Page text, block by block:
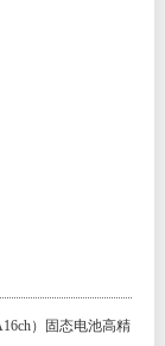
）固态电池高精